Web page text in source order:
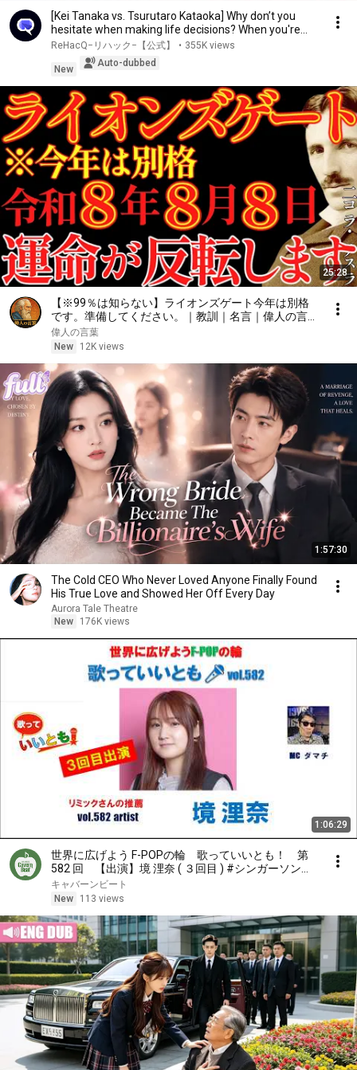
[Kei Tanaka vs. Tsurutaro Kataoka] Why don’t you
hesitate when making life decisions? When you're...
ReHacQ−リハック−【公式】 • 355K views
New
Auto-dubbed
25:28
【※99％は知らない】ライオンズゲート今年は別格
です。準備してください。｜教訓｜名言｜偉人の言葉
｜ニコラ・テスラ
偉人の言葉
New
12K views
1:57:30
The Cold CEO Who Never Loved Anyone Finally Found
His True Love and Showed Her Off Every Day
Aurora Tale Theatre
New
176K views
1:06:29
世界に広げよう F-POPの輪 歌っていいとも！ 第
582 回 【出演】境 浬奈 ( ３回目 ) #シンガーソング
キャバーンビート
New
113 views